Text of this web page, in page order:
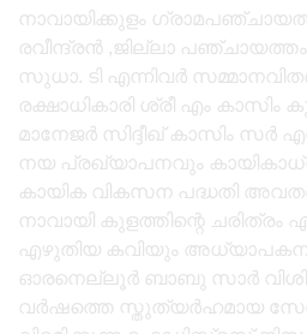
നാവായിക്കുളം
രവീന്ദ്രൻ ,ജില്ലാ
സുധാ. ടി എന്നിവർ
രക്ഷാധികാരി ശ്രീ എം
മാനേജർ സിദ്ദീഖ് കാസിം സർ
നയ പ്രഖ്യാപനവും
കായിക വികസന പദ്ധതി
നാവായി കുളത്തിന്റെ ചരിത്രം
എഴുതിയ കവിയും
ഓരനെല്ലൂർ ബാബു സാർ
വർഷത്തെ സ്തുത്യർഹമായ